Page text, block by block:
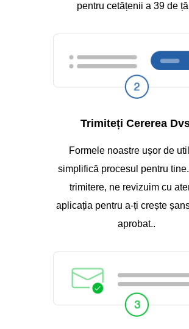
pentru cetățenii a 39 de
Trimiteți Cererea
Formele noastre ușor de
simplifică procesul pentru
trimitere, ne revizuim cu
aplicația pentru a-ți crește
aprobat..